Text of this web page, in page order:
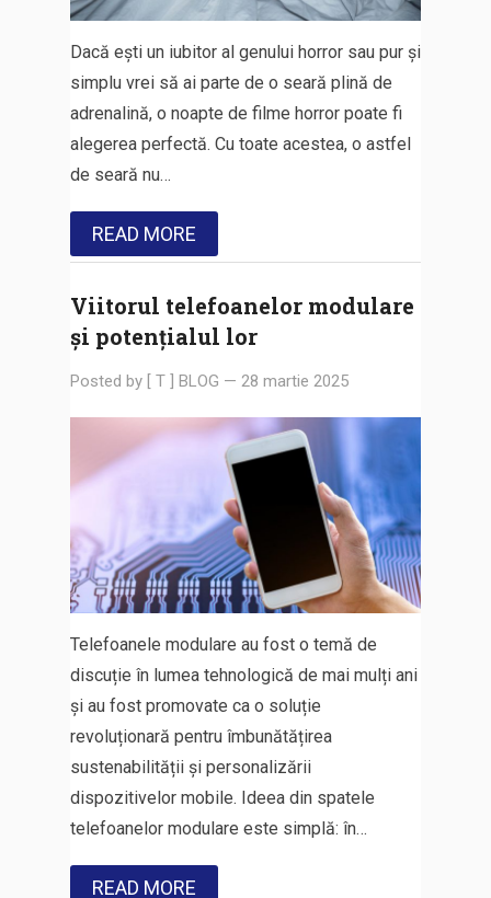
Dacă ești un iubitor al genului horror sau pur și
simplu vrei să ai parte de o seară plină de
adrenalină, o noapte de filme horror poate fi
alegerea perfectă. Cu toate acestea, o astfel
de seară nu…
READ MORE
Viitorul telefoanelor modulare
și potențialul lor
Posted by [ T ] BLOG — 28 martie 2025
Telefoanele modulare au fost o temă de
discuție în lumea tehnologică de mai mulți ani
și au fost promovate ca o soluție
revoluționară pentru îmbunătățirea
sustenabilității și personalizării
dispozitivelor mobile. Ideea din spatele
telefoanelor modulare este simplă: în…
READ MORE